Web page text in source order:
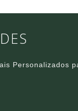
Personalizados